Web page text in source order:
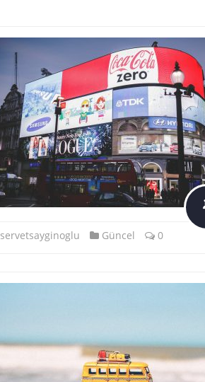
servetsayginoglu Güncel 0